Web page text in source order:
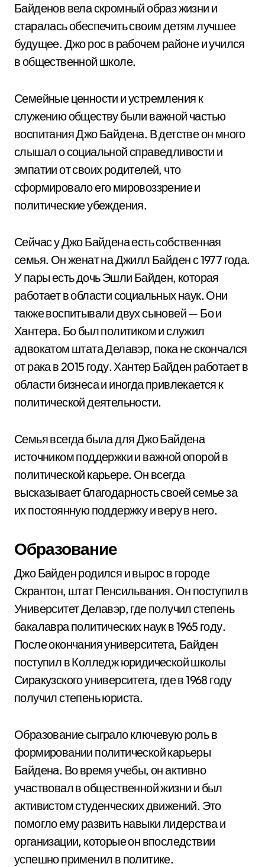
Байденов вела скромный образ жизни и
старалась обеспечить своим детям лучшее
будущее. Джо рос в рабочем районе и учился
в общественной школе.
Семейные ценности и устремления к
служению обществу были важной частью
воспитания Джо Байдена. В детстве он много
слышал о социальной справедливости и
эмпатии от своих родителей, что
сформировало его мировоззрение и
политические убеждения.
Сейчас у Джо Байдена есть собственная
семья. Он женат на Джилл Байден с 1977 года.
У пары есть дочь Эшли Байден, которая
работает в области социальных наук. Они
также воспитывали двух сыновей — Бо и
Хантера. Бо был политиком и служил
адвокатом штата Делавэр, пока не скончался
от рака в 2015 году. Хантер Байден работает в
области бизнеса и иногда привлекается к
политической деятельности.
Семья всегда была для Джо Байдена
источником поддержки и важной опорой в
политической карьере. Он всегда
высказывает благодарность своей семье за
их постоянную поддержку и веру в него.
Образование
Джо Байден родился и вырос в городе
Скрантон, штат Пенсильвания. Он поступил в
Университет Делавэр, где получил степень
бакалавра политических наук в 1965 году.
После окончания университета, Байден
поступил в Колледж юридической школы
Сиракузского университета, где в 1968 году
получил степень юриста.
Образование сыграло ключевую роль в
формировании политической карьеры
Байдена. Во время учебы, он активно
участвовал в общественной жизни и был
активистом студенческих движений. Это
помогло ему развить навыки лидерства и
организации, которые он впоследствии
успешно применил в политике.